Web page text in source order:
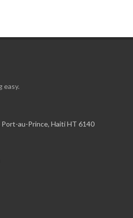
easy.
au-Prince, Haiti HT 6140